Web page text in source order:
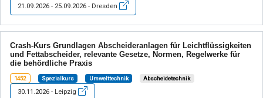
21.09.2026 - 25.09.2026 - Dresden
Crash-Kurs Grundlagen Abscheideranlagen für Leichtflüssigkeiten
und Fettabscheider, relevante Gesetze, Normen, Regelwerke für
die behördliche Praxis
1452 Spezialkurs Umwelttechnik Abscheidetechnik
30.11.2026 - Leipzig